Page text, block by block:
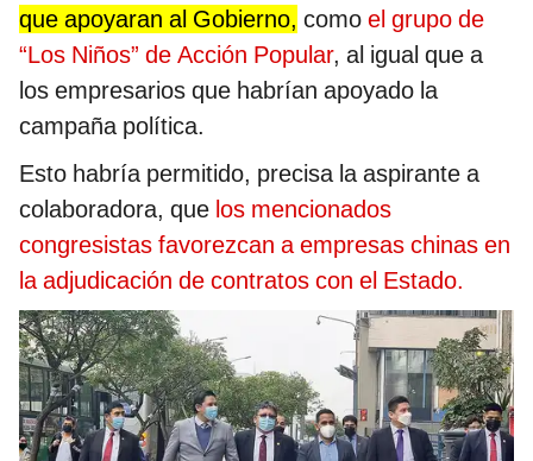
que apoyaran al Gobierno, como el grupo de
“Los Niños” de Acción Popular, al igual que a
los empresarios que habrían apoyado la
campaña política.
Esto habría permitido, precisa la aspirante a
colaboradora, que los mencionados
congresistas favorezcan a empresas chinas en
la adjudicación de contratos con el Estado.